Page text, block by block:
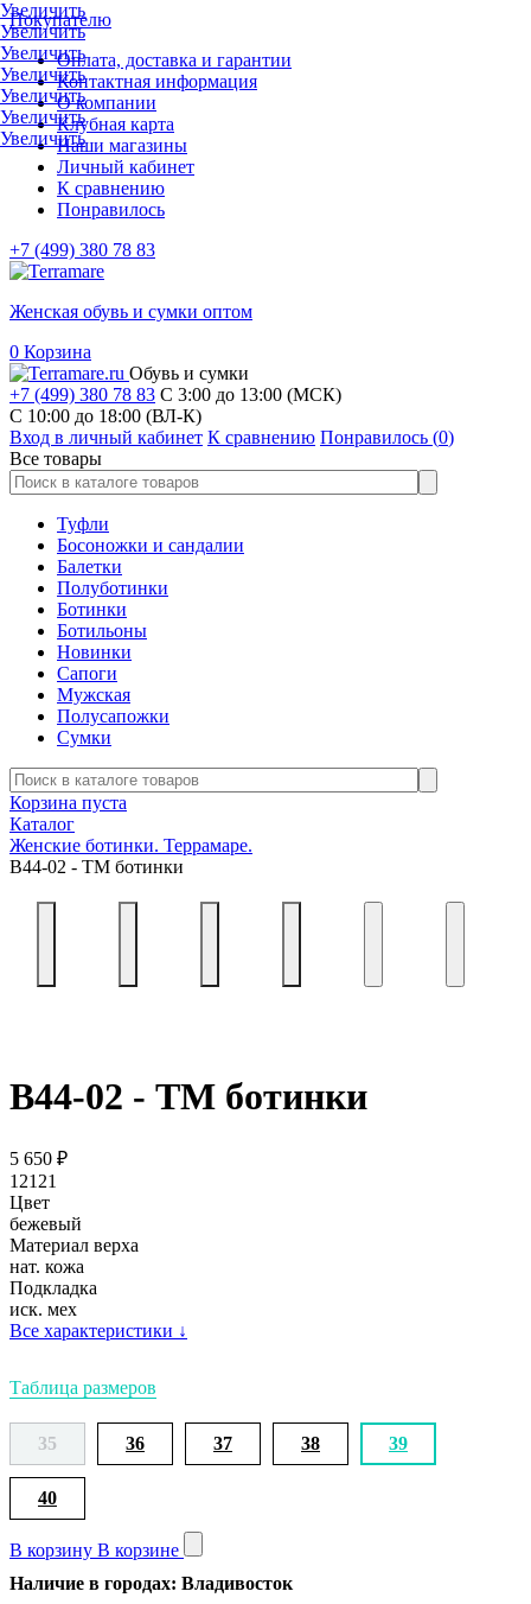
Покупателю
Оплата, доставка и гарантии
Контактная информация
О компании
Клубная карта
Наши магазины
Личный кабинет
К сравнению
Понравилось
+7 (499) 380 78 83
Женская обувь и сумки оптом
0 Корзина
Обувь и сумки
+7 (499) 380 78 83 С 3:00 до 13:00 (МСК)
C 10:00 до 18:00 (ВЛ-К)
Вход в личный кабинет К сравнению Понравилось (0)
Все товары
Туфли
Босоножки и сандалии
Балетки
Полуботинки
Ботинки
Ботильоны
Новинки
Сапоги
Мужская
Полусапожки
Сумки
Корзина пуста
Каталог
Женские ботинки. Террамаре.
В44-02 - ТМ ботинки
Увеличить
Увеличить
Увеличить
Увеличить
Увеличить
Увеличить
Увеличить
В44-02 - ТМ ботинки
5 650 ₽
12121
Цвет
бежевый
Материал верха
нат. кожа
Подкладка
иск. мех
Все характеристики ↓
Таблица размеров
35 36 37 38 39
40
В корзину В корзине
Наличие в городах: Владивосток